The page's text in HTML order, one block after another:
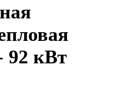
92 кВт